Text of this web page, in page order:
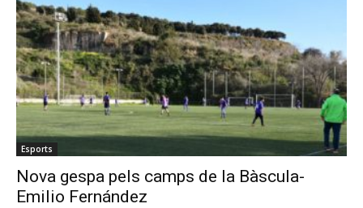
Esports
Nova gespa pels camps de la Bàscula-
Emilio Fernández